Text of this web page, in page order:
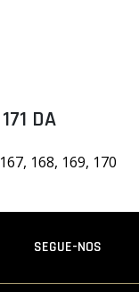
DA
168, 169, 170
SEGUE-NOS